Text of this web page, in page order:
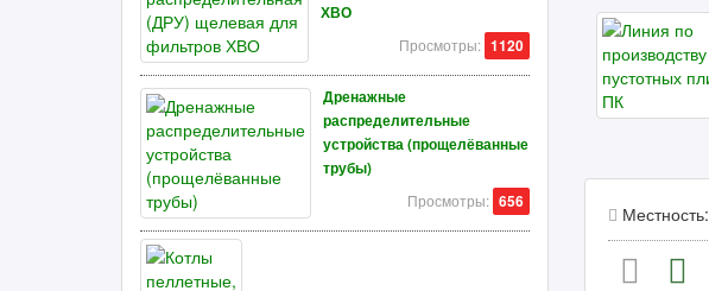
Местность:
ХВО
Просмотры: 1120
Дренажные
распределительные
устройства (прощелёванные
трубы)
Просмотры: 656